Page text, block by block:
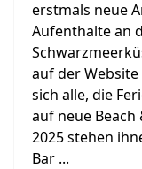
erstmals neue
Aufenthalte an
auf der
sich alle, die
auf neue
2025 stehen
Bar ...